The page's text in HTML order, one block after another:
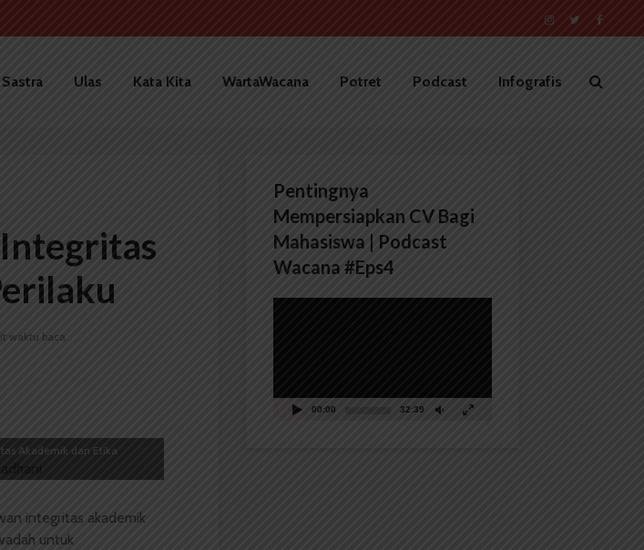
Sastra Ulas Kata Kita WartaWacana Potret Podcast Infografis
waktu baca
Akademik dan Etika
integritas akademik
untuk
Pentingnya
Mempersiapkan CV Bagi
Mahasiswa | Podcast
Wacana #Eps4
00:00 32:39